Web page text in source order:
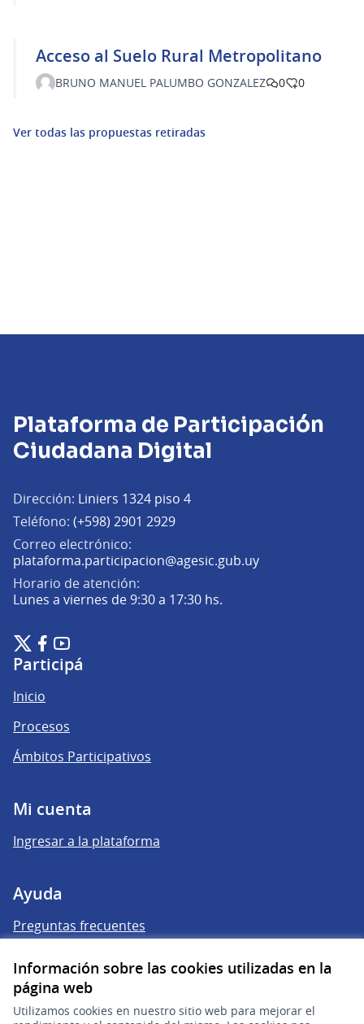
Información sobre las cookies utilizadas en la
página web
Utilizamos cookies en nuestro sitio web para mejorar el
Acceso al Suelo Rural Metropolitano
BRUNO MANUEL PALUMBO GONZALEZ 0 0
Ver todas las propuestas retiradas
Plataforma de Participación
Ciudadana Digital
Dirección: Liniers 1324 piso 4
Teléfono: (+598) 2901 2929
Correo electrónico:
plataforma.participacion@agesic.gub.uy(Abrir en una
Horario de atención:
Lunes a viernes de 9:30 a 17:30 hs.
Plataforma de Participación Ciudadana Digital en X
(Enlace externo)
Plataforma de Participación Ciudadana Digital en Facebook
(Enlace externo)
Plataforma de Participación Ciudadana Digital en
(Enlace externo)
Participá
Inicio
Procesos
Ámbitos Participativos
Mi cuenta
Ingresar a la plataforma
Ayuda
Preguntas frecuentes
Enlaces
Actividad